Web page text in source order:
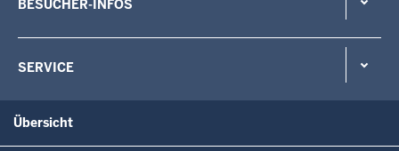
BESUCHER-INFOS
SERVICE
Übersicht